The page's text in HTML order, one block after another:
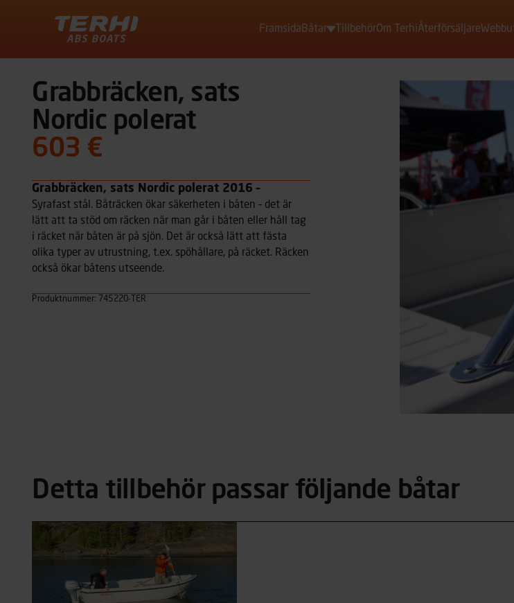
Framsida Båtar TillbehörOm TerhiÅterförsäljare
Grabbräcken, sats
Nordic polerat
603 €
Grabbräcken, sats Nordic polerat 2016 –
Syrafast stål. Båträcken ökar säkerheten i båten – det är
lätt att ta stöd om räcken när man går i båten eller håll tag
i räcket när båten är på sjön. Det är också lätt att fästa
olika typer av utrustning, t.ex. spöhållare, på räcket. Räcken
också ökar båtens utseende.
Produktnummer: 745220-TER
Detta tillbehör passar följande båtar